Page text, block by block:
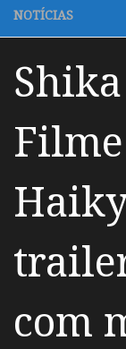
NOTÍCIAS
com